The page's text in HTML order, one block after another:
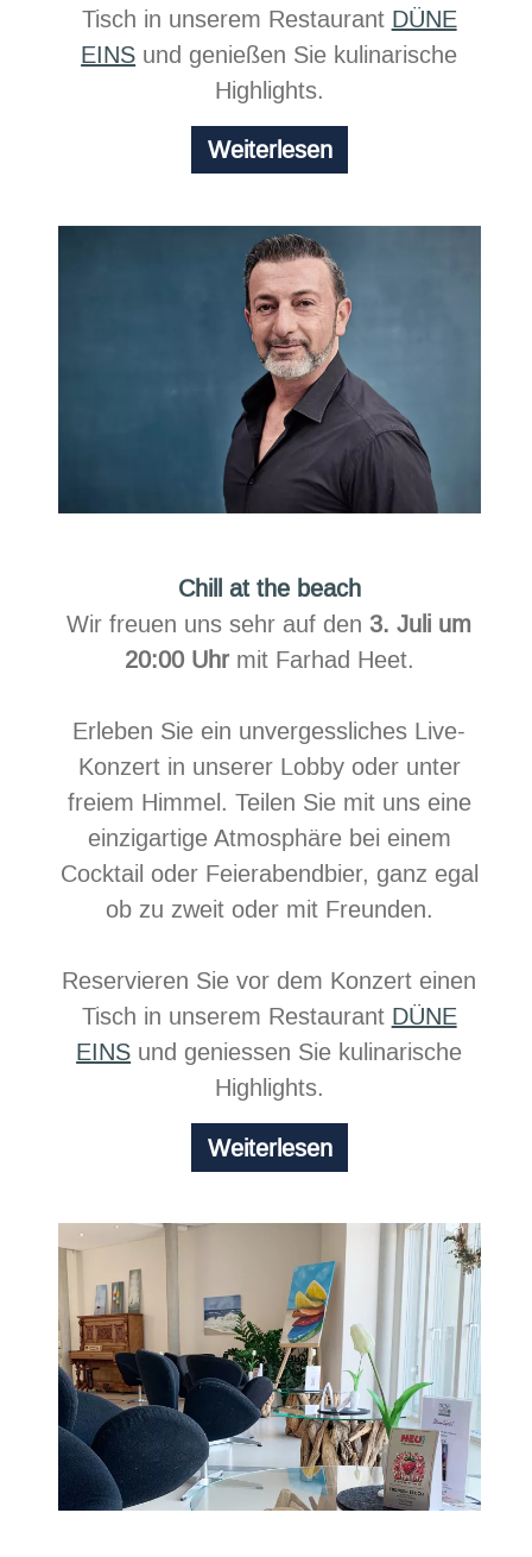
Tisch in unserem Restaurant DÜNE
EINS und genießen Sie kulinarische
Highlights.
WeiterlesenChill
at
beach
Chill at the beach
Wir freuen uns sehr auf den 3. Juli um
20:00 Uhrmit Farhad Heet.
Erleben Sie ein unvergessliches Live-
Konzert in unserer Lobby oder unter
freiem Himmel. Teilen Sie mit uns eine
einzigartige Atmosphäre bei einem
Cocktail oder Feierabendbier, ganz egal
ob zu zweit oder mit Freunden.
Reservieren Sie vor dem Konzert einen
Tisch in unserem Restaurant DÜNE
EINS und geniessen Sie kulinarische
Highlights.
WeiterlesenChill
at
beach